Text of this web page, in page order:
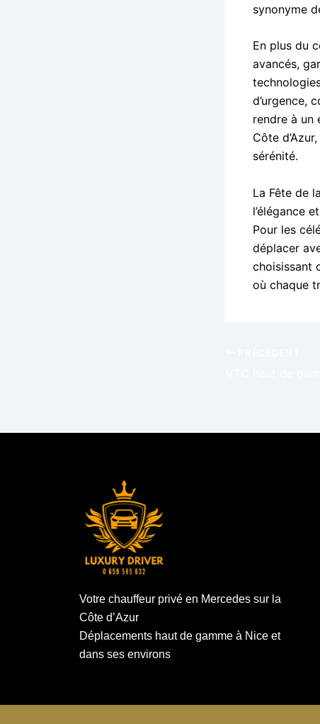
synonyme
En plus du
avancés,
d’urgence,
rendre à un
Côte
sérénité.
La Fête de
l’élégance
Pour les
déplacer
choisissant
où chaque
Votre chauffeur privé en Mercedes sur la
Côte d’Azur
Déplacements haut de gamme à Nice et
dans ses environs